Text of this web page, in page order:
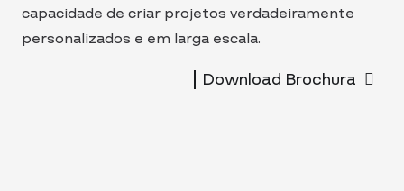
capacidade de criar projetos verdadeiramente
personalizados e em larga escala.
Download Brochura